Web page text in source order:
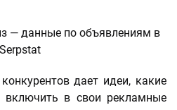
дает идеи, какие
в свои рекламные